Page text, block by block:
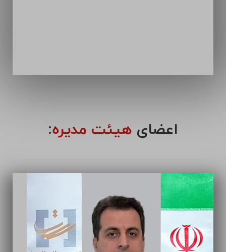
اعضای هیئت مدیره: